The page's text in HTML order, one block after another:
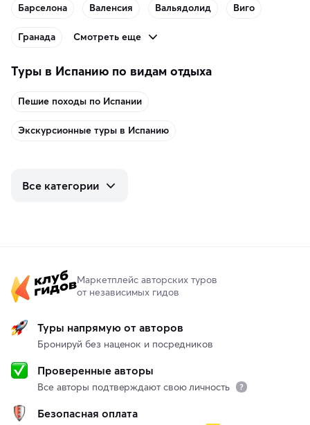
Барселона Валенсия Вальядолид Виго
Гранада Смотреть еще
Туры в Испанию по видам отдыха
Пешие походы по Испании
Экскурсионные туры в Испанию
Все категории
Маркетплейс авторских туров
от независимых гидов
Туры напрямую от авторов
Бронируй без наценок и посредников
Проверенные авторы
Все авторы подтверждают свою личность
Безопасная оплата